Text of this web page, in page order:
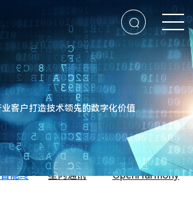
客户打造技术领先的数字化价值
智能终 星闪通讯 OpenHarmony